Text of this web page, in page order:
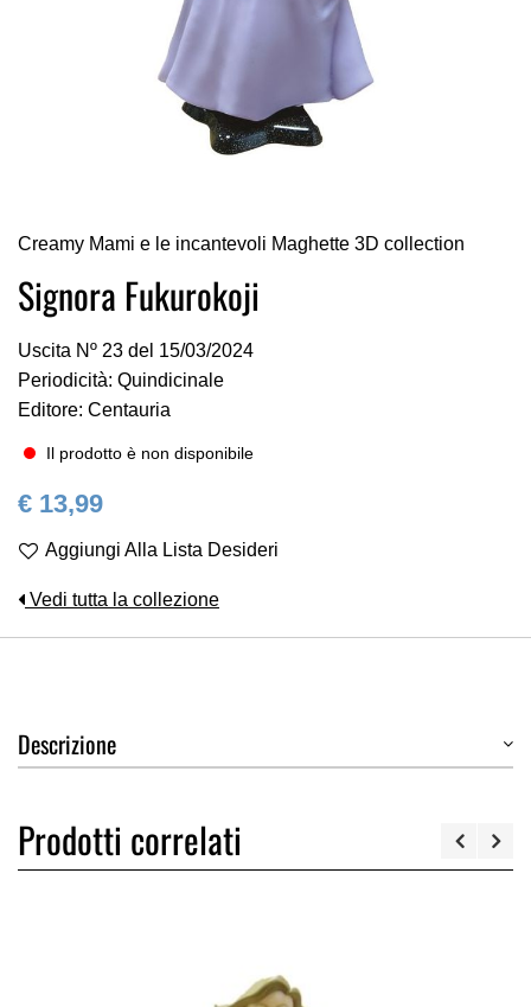
all'inizio
della
galleria
immagini
Creamy Mami e le incantevoli Maghette 3D collection
Signora Fukurokoji
Uscita Nº 23 del 15/03/2024
Periodicità: Quindicinale
Editore: Centauria
Il prodotto è non disponibile
€ 13,99
Aggiungi Alla Lista Desideri
Vedi tutta la collezione
Descrizione
Prodotti correlati